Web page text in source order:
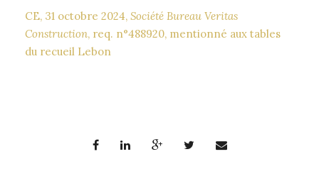
CE, 31 octobre 2024, Société Bureau Veritas
Construction, req. n°488920, mentionné aux tables
du recueil Lebon